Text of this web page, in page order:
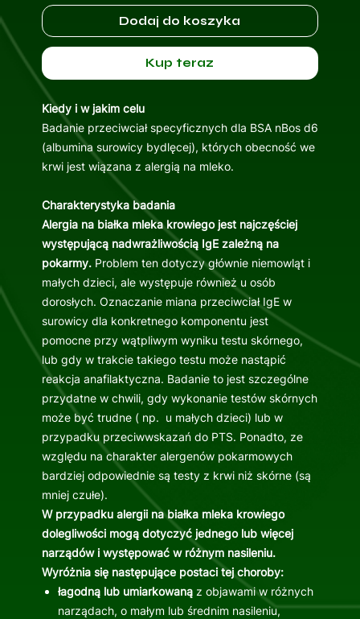
Dodaj do koszyka
Kup teraz
Kiedy i w jakim celu
Badanie przeciwciał specyficznych dla BSA nBos d6
(albumina surowicy bydlęcej), których obecność we
krwi jest wiązana z alergią na mleko.
Charakterystyka badania
Alergia na białka mleka krowiego jest najczęściej
występującą nadwrażliwością IgE zależną na
pokarmy. Problem ten dotyczy głównie niemowląt i
małych dzieci, ale występuje również u osób
dorosłych. Oznaczanie miana przeciwciał IgE w
surowicy dla konkretnego komponentu jest
pomocne przy wątpliwym wyniku testu skórnego,
lub gdy w trakcie takiego testu może nastąpić
reakcja anafilaktyczna. Badanie to jest szczególne
przydatne w chwili, gdy wykonanie testów skórnych
może być trudne ( np. u małych dzieci) lub w
przypadku przeciwwskazań do PTS. Ponadto, ze
względu na charakter alergenów pokarmowych
bardziej odpowiednie są testy z krwi niż skórne (są
mniej czułe).
W przypadku alergii na białka mleka krowiego
dolegliwości mogą dotyczyć jednego lub więcej
narządów i występować w różnym nasileniu.
Wyróżnia się następujące postaci tej choroby:
łagodną lub umiarkowanąz objawami w różnych
narządach, o małym lub średnim nasileniu,